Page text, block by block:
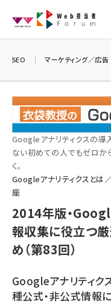
ン
seo (3528)
ai (2811)
youtube (2439)
セミナー (2308)
z世代 (1623)
llmo (1166)
SEO マーケティング／広告
Googleアナリティクスの導
ない初めての人でもゼロか
く。
Googleアナリティクスとは
座
2014年版・
報収集に役立つ
め（第83回）
Googleアナリティク
種公式・非公式情報